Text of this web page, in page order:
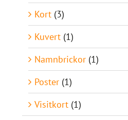
Kort (3)
Kuvert (1)
Namnbrickor (1)
Poster (1)
Visitkort (1)